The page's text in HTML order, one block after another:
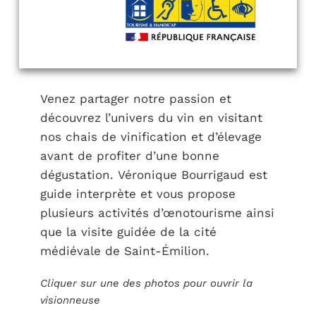
Venez partager notre passion et
découvrez l’univers du vin en visitant
nos chais de vinification et d’élevage
avant de profiter d’une bonne
dégustation. Véronique Bourrigaud est
guide interprète et vous propose
plusieurs activités d’œnotourisme ainsi
que la visite guidée de la cité
médiévale de Saint-Émilion.
Cliquer sur une des photos pour ouvrir la
visionneuse